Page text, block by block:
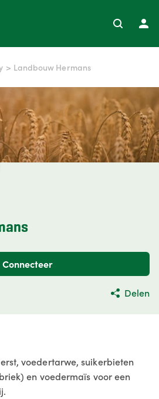
> Landbouw Hermans
Connecteer
Delen
voedertarwe, suikerbieten
en voedermaïs voor een